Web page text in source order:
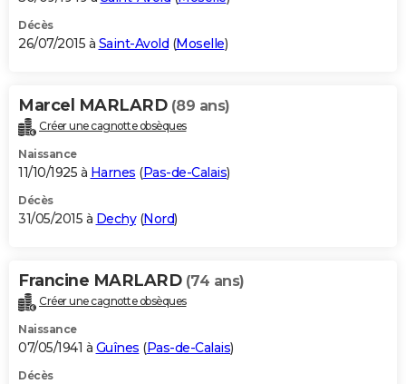
Décès
26/07/2015 à Saint-Avold (Moselle)
Marcel MARLARD (89 ans)
Créer une cagnotte obsèques
Naissance
11/10/1925 à Harnes (Pas-de-Calais)
Décès
31/05/2015 à Dechy(Nord)
Francine MARLARD (74 ans)
Créer une cagnotte obsèques
Naissance
07/05/1941 à Guînes (Pas-de-Calais)
Décès